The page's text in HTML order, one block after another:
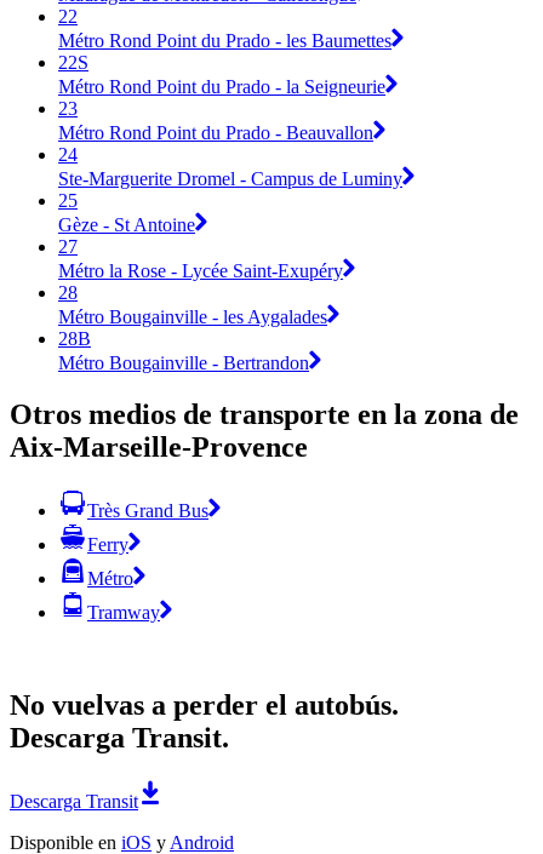
22
Métro Rond Point du Prado - les Baumettes
22S
Métro Rond Point du Prado - la Seigneurie
23
Métro Rond Point du Prado - Beauvallon
24
Ste-Marguerite Dromel - Campus de Luminy
25
Gèze - St Antoine
27
Métro la Rose - Lycée Saint-Exupéry
28
Métro Bougainville - les Aygalades
28B
Métro Bougainville - Bertrandon
Otros medios de transporte en la zona de
Aix-Marseille-Provence
Très Grand Bus
Ferry
Métro
Tramway
No vuelvas a perder el autobús.
Descarga Transit.
Descarga Transit
Disponible en iOS y Android